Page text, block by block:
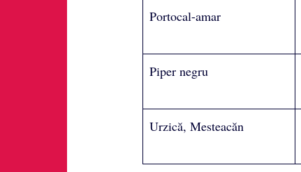
Portocal-amar
Piper negru
Urzică, Mesteacăn